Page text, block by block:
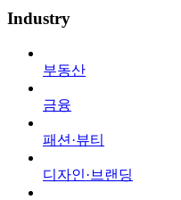
Industry
부동산
금융
패션·뷰티
디자인·브랜딩